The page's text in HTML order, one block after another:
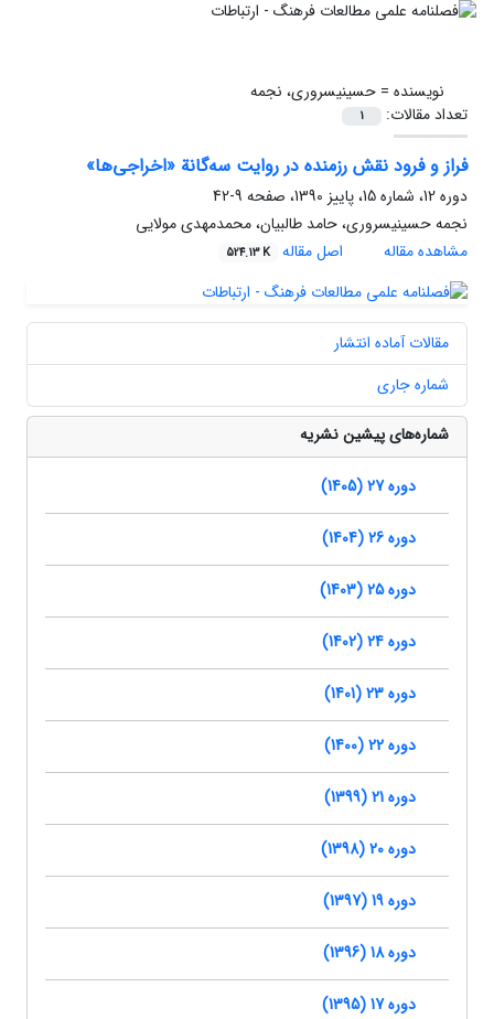
نویسنده =حسینی‏سروری، نجمه
تعداد مقالات:
1
فراز و فرود نقش رزمنده در روایت سه‌گانة «اخراجی‌ها»
دوره 12، شماره 15، پاییز 1390، صفحه
9-42
نجمه حسینی‏سروری، حامد طالبیان، محمدمهدی مولایی
مشاهده مقاله
اصل مقاله 524.13 K
مقالات آماده انتشار
شماره جاری
شماره‌های پیشین نشریه
دوره 27 (1405)
دوره 26 (1404)
دوره 25 (1403)
دوره 24 (1402)
دوره 23 (1401)
دوره 22 (1400)
دوره 21 (1399)
دوره 20 (1398)
دوره 19 (1397)
دوره 18 (1396)
دوره 17 (1395)